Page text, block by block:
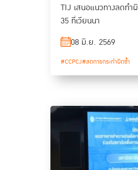
TIJ เสนอแนวทางลดทำ
35 ที่เวียนนา
08 มิ.ย. 2569
#CCPCJ#ลดการกระทำผิดซ้ำ